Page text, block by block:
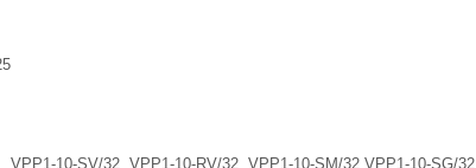
10-SV/32 VPP1-10-RV/32 VPP1-10-SM/32 VPP1-10-SG/32